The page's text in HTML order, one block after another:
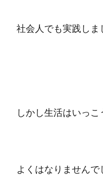
社会人でも実践しま
しかし生活はいっこ
よくはなりませんで